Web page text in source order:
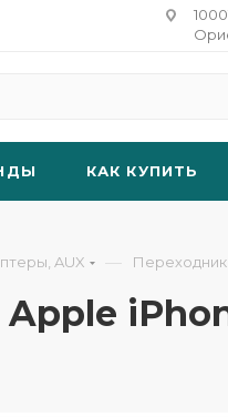
КАК КУПИТЬ
AUX — Переходник